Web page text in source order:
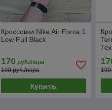
Кроссовки Nike Air Force 1
Low Full Black
170руб./пара
190 руб./пара
Купить
190